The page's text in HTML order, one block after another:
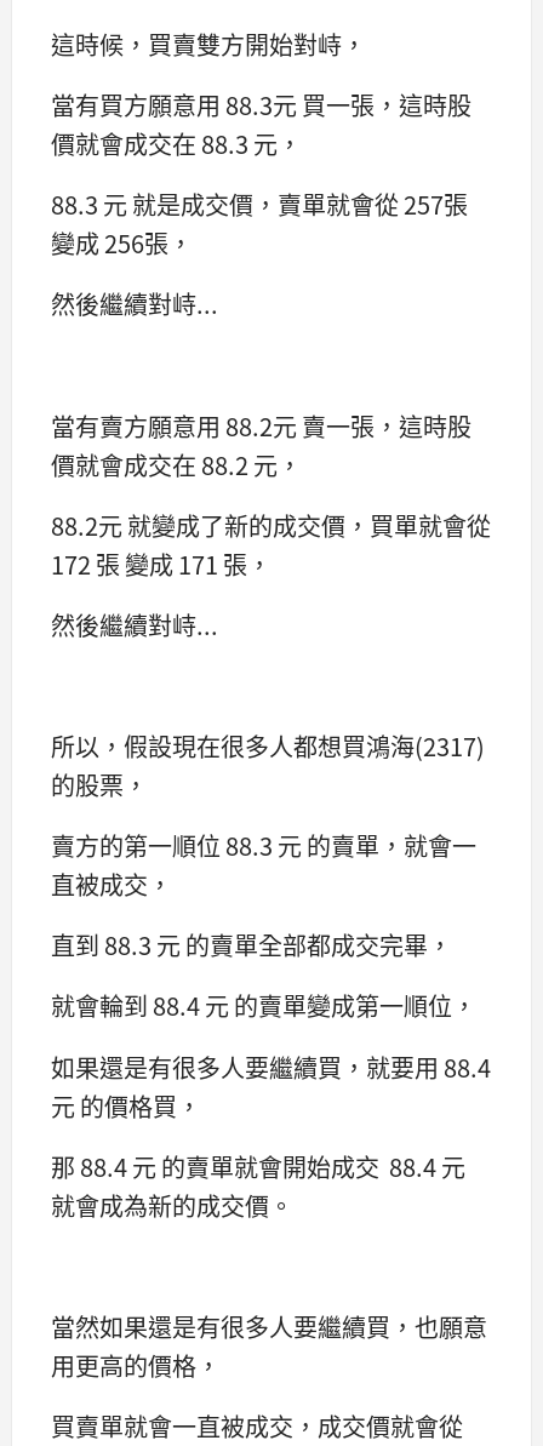
這時候，買賣雙方開始對峙，
當有買方願意用 88.3元 買一張，這時股
價就會成交在 88.3 元，
88.3 元 就是成交價，賣單就會從 257張
變成 256張，
然後繼續對峙...
當有賣方願意用 88.2元 賣一張，這時股
價就會成交在 88.2 元，
88.2元 就變成了新的成交價，買單就會從
172 張 變成 171 張，
然後繼續對峙...
所以，假設現在很多人都想買鴻海(2317)
的股票，
賣方的第一順位 88.3 元 的賣單，就會一
直被成交，
直到 88.3 元 的賣單全部都成交完畢，
就會輪到 88.4 元 的賣單變成第一順位，
如果還是有很多人要繼續買，就要用 88.4
元 的價格買，
那 88.4 元 的賣單就會開始成交 88.4 元
就會成為新的成交價。
當然如果還是有很多人要繼續買，也願意
用更高的價格，
買賣單就會一直被成交，成交價就會從